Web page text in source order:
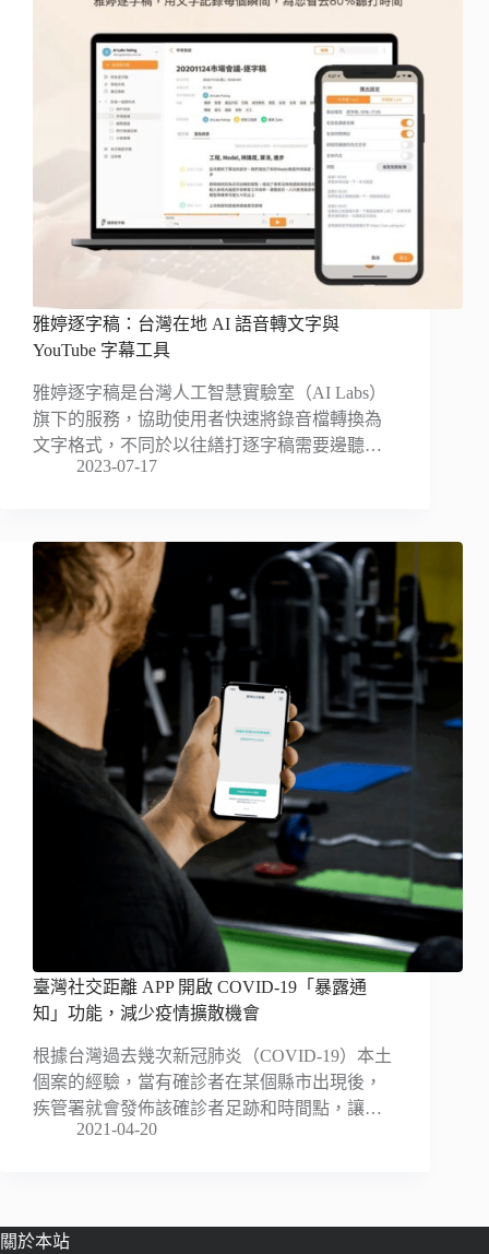
雅婷逐字稿：台灣在地 AI 語音轉文字與
YouTube 字幕工具
雅婷逐字稿是台灣人工智慧實驗室（AI Labs）
旗下的服務，協助使用者快速將錄音檔轉換為
文字格式，不同於以往繕打逐字稿需要邊聽…
2023-07-17
臺灣社交距離 APP 開啟 COVID-19「暴露通
知」功能，減少疫情擴散機會
根據台灣過去幾次新冠肺炎（COVID-19）本土
個案的經驗，當有確診者在某個縣市出現後，
疾管署就會發佈該確診者足跡和時間點，讓…
2021-04-20
關於本站